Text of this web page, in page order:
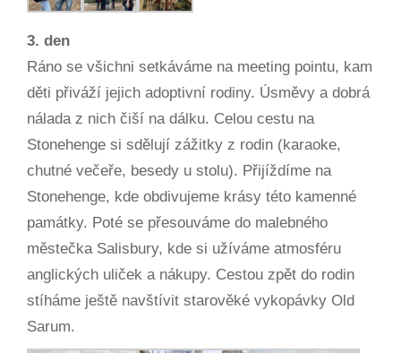
3. den
Ráno se všichni setkáváme na meeting pointu, kam
děti přiváží jejich adoptivní rodiny. Úsměvy a dobrá
nálada z nich čiší na dálku. Celou cestu na
Stonehenge si sdělují zážitky z rodin (karaoke,
chutné večeře, besedy u stolu). Přijíždíme na
Stonehenge, kde obdivujeme krásy této kamenné
památky. Poté se přesouváme do malebného
městečka Salisbury, kde si užíváme atmosféru
anglických uliček a nákupy. Cestou zpět do rodin
stíháme ještě navštívit starověké vykopávky Old
Sarum.